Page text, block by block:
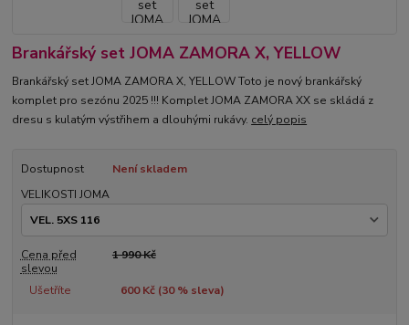
Brankářský set JOMA ZAMORA X, YELLOW
Brankářský set JOMA ZAMORA X, YELLOW Toto je nový brankářský
komplet pro sezónu 2025 !!! Komplet JOMA ZAMORA XX se skládá z
dresu s kulatým výstřihem a dlouhými rukávy. celý popis
Dostupnost
Není skladem
VELIKOSTI JOMA
Cena před
slevou
1 990 Kč
Ušetříte 600 Kč (30% sleva)